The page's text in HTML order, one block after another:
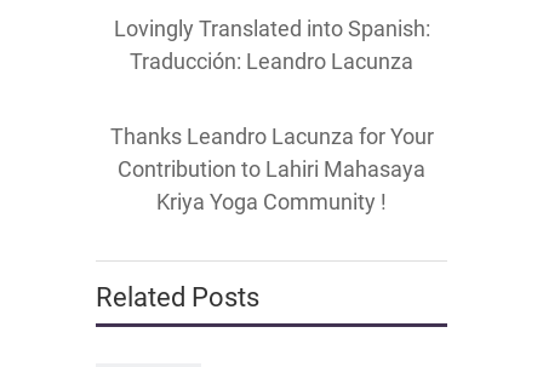
Lovingly Translated into Spanish:
Traducción: Leandro Lacunza
Thanks Leandro Lacunza for Your
Contribution to Lahiri Mahasaya
Kriya Yoga Community !
Related Posts